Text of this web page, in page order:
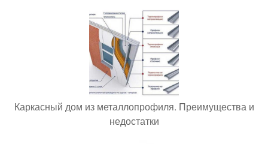
Каркасный дом из металлопрофиля. Преимущества и
недостатки